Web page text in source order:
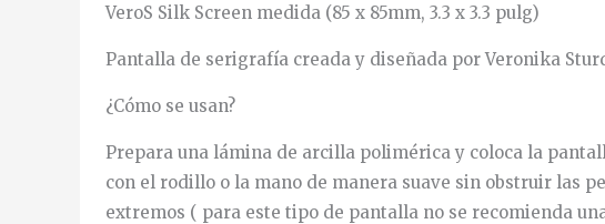
VeroS Silk Screen medida (85 x 85mm, 3.3 x 3.3 pulg)
Pantalla de serigrafía creada y diseñada por Veronika
¿Cómo se usan?
Prepara una lámina de arcilla polimérica y coloca la
con el rodillo o la mano de manera suave sin obstruir las
extremos ( para este tipo de pantalla no se recomienda